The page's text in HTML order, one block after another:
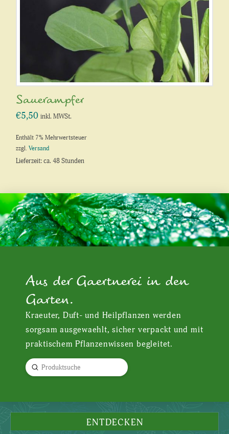
Sauerampfer
€5,50 inkl. MWSt.
Enthält 7% Mehrwertsteuer
zzgl.Versand
Lieferzeit: ca. 48 Stunden
Aus der Gaertnerei in den
Garten.
Kraeuter, Duft- und Heilpflanzen werden
sorgsam ausgewaehlt, sicher verpackt und mit
praktischem Pflanzenwissen begleitet.
Search
Submit
ENTDECKEN